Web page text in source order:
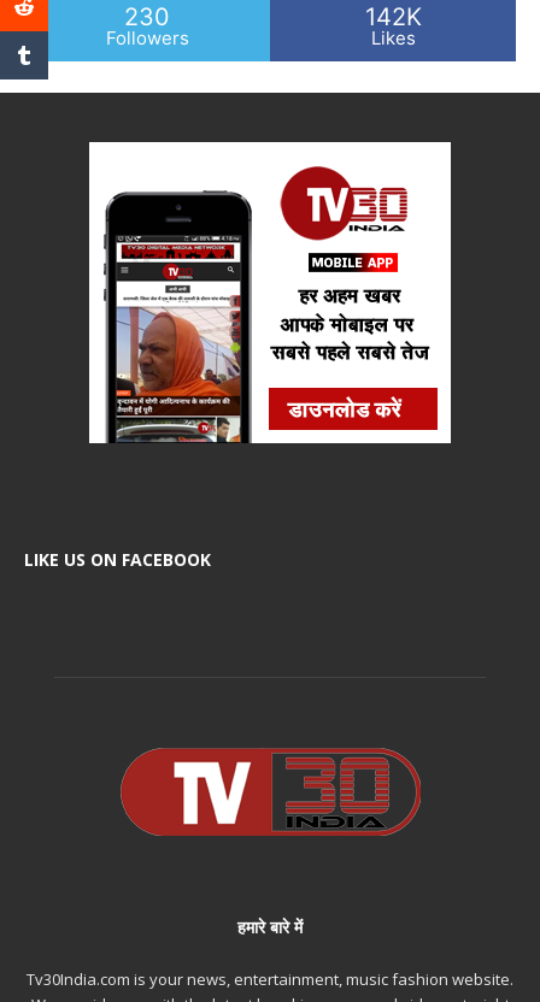
230
Followers
142K
Likes
LIKE US ON FACEBOOK
हमारे बारे में
Tv30India.com is your news, entertainment, music fashion website.